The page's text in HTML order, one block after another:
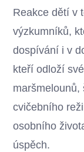
Reakce dětí v
výzkumníků,
dospívání i v
kteří odloží
cvičebního
osobního
úspěch.